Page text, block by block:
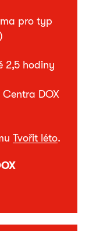
pro typ
2,5 hodiny
Centra DOX
Tvořit léto.